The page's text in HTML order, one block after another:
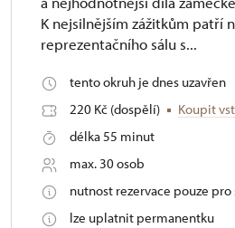
K nejsilnějším zážitkům patří
reprezentačního sálu s...
tento okruh je dnes uzavřen
220 Kč (dospělí)
Koupit
délka 55 minut
max. 30 osob
nutnost rezervace pouze
lze uplatnit permanentku